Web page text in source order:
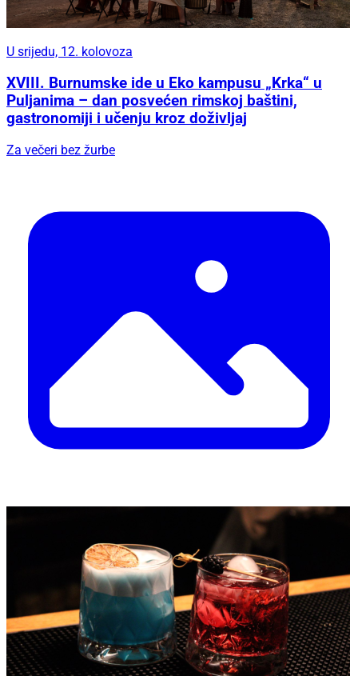
U srijedu, 12. kolovoza
XVIII. Burnumske ide u Eko kampusu „Krka“ u
Puljanima – dan posvećen rimskoj baštini,
gastronomiji i učenju kroz doživljaj
Za večeri bez žurbe